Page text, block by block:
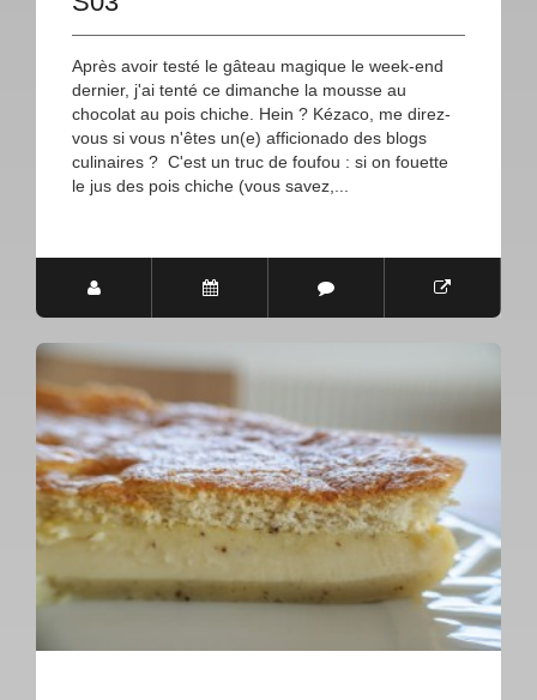
Après avoir testé le gâteau magique le week-end
dernier, j'ai tenté ce dimanche la mousse au
chocolat au pois chiche. Hein ? Kézaco, me direz-
vous si vous n'êtes un(e) afficionado des blogs
culinaires ? C'est un truc de foufou : si on fouette
le jus des pois chiche (vous savez,...